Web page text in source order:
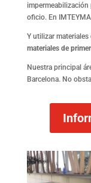
impermeabilización
oficio. En
Y utilizar materiales
materiales de
Nuestra principal
Barcelona. No